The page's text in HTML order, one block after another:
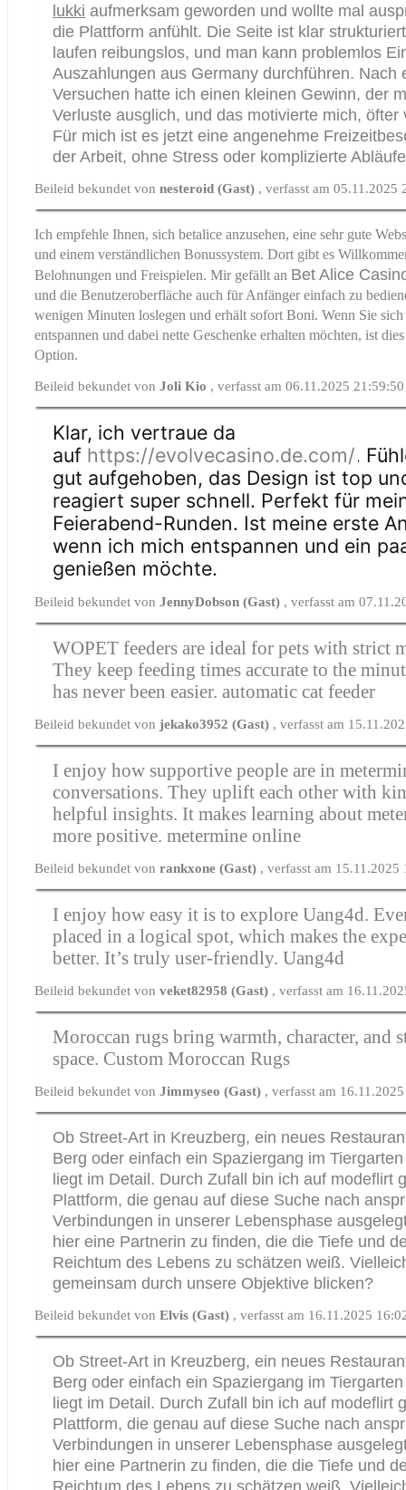
lukki aufmerksam geworden und wollte mal
die Plattform anfühlt. Die Seite ist klar
laufen reibungslos, und man kann problemlos
Auszahlungen aus Germany durchführen. Nach
Versuchen hatte ich einen kleinen Gewinn, der
Verluste ausglich, und das motivierte mich, öfter
Für mich ist es jetzt eine angenehme
der Arbeit, ohne Stress oder komplizierte
Beileid bekundet vonnesteroid (Gast) , verfasst am 05.11.2025
Ich empfehle Ihnen, sich betalice anzusehen, eine sehr gute
und einem verständlichen Bonussystem. Dort gibt es
Belohnungen und Freispielen. Mir gefällt an Bet Alice
und die Benutzeroberfläche auch für Anfänger einfach zu
wenigen Minuten loslegen und erhält sofort Boni. Wenn Sie
entspannen und dabei nette Geschenke erhalten möchten, ist
Option.
Beileid bekundet vonJoli Kio , verfasst am 06.11.2025 21:59:50
Klar, ich vertraue da
auf https://evolvecasino.de.com/.
gut aufgehoben, das Design ist top
reagiert super schnell. Perfekt für
Feierabend-Runden. Ist meine erste
wenn ich mich entspannen und ein
genießen möchte.
Beileid bekundet vonJennyDobson (Gast) , verfasst am
WOPET feeders are ideal for pets with strict
They keep feeding times accurate to the
has never been easier.automatic cat feeder
Beileid bekundet von jekako3952 (Gast) , verfasst am
I enjoy how supportive people are in
conversations. They uplift each other with
helpful insights. It makes learning about
more positive.metermine online​
Beileid bekundet vonrankxone (Gast) , verfasst am 15.11.2025
I enjoy how easy it is to explore Uang4d.
placed in a logical spot, which makes the
better. It’s truly user-friendly.Uang4d
Beileid bekundet vonveket82958 (Gast) , verfasst am
Moroccan rugs bring warmth, character, and
space. Custom Moroccan Rugs
Beileid bekundet vonJimmyseo (Gast) , verfasst am
Ob Street-Art in Kreuzberg, ein neues
Berg oder einfach ein Spaziergang im
liegt im Detail. Durch Zufall bin ich auf modeflirt
Plattform, die genau auf diese Suche nach
Verbindungen in unserer Lebensphase
hier eine Partnerin zu finden, die die Tiefe und
Reichtum des Lebens zu schätzen weiß.
gemeinsam durch unsere Objektive blicken?
Beileid bekundet vonElvis (Gast) , verfasst am 16.11.2025
Ob Street-Art in Kreuzberg, ein neues
Berg oder einfach ein Spaziergang im
liegt im Detail. Durch Zufall bin ich auf modeflirt
Plattform, die genau auf diese Suche nach
Verbindungen in unserer Lebensphase
hier eine Partnerin zu finden, die die Tiefe und
Reichtum des Lebens zu schätzen weiß.